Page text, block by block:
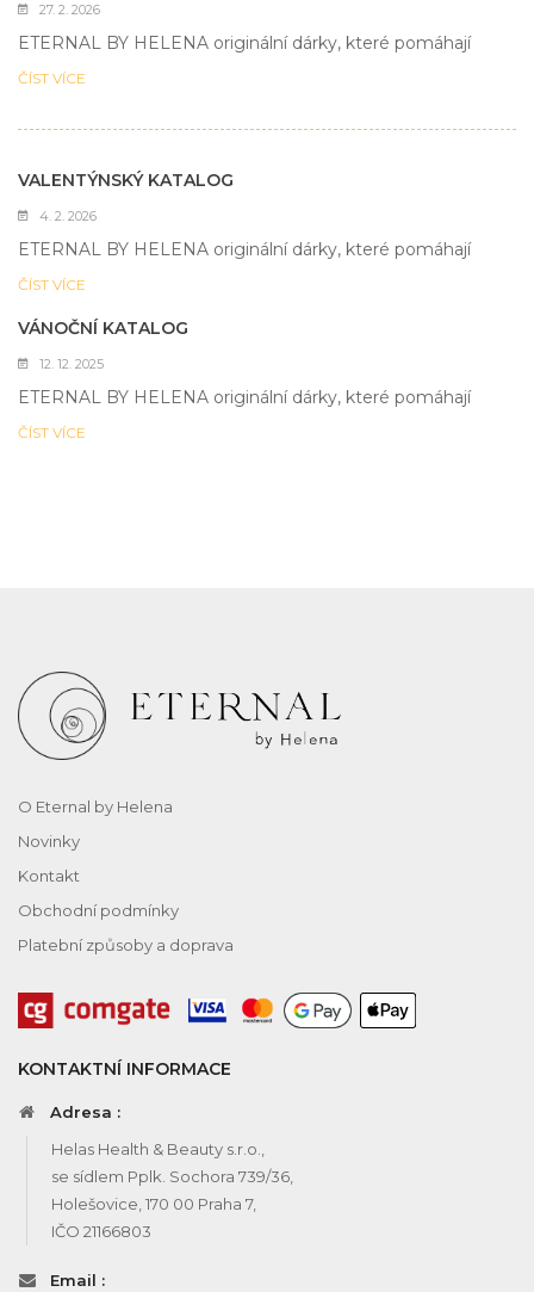
27. 2. 2026
ETERNAL BY HELENA originální dárky, které pomáhají
ČÍST VÍCE
VALENTÝNSKÝ KATALOG
4. 2. 2026
ETERNAL BY HELENA originální dárky, které pomáhají
ČÍST VÍCE
VÁNOČNÍ KATALOG
12. 12. 2025
ETERNAL BY HELENA originální dárky, které pomáhají
ČÍST VÍCE
O Eternal by Helena
Novinky
Kontakt
Obchodní podmínky
Platební způsoby a doprava
KONTAKTNÍ INFORMACE
Adresa :
Helas Health & Beauty s.r.o.,
se sídlem Pplk. Sochora 739/36,
Holešovice, 170 00 Praha 7,
IČO 21166803
Email :